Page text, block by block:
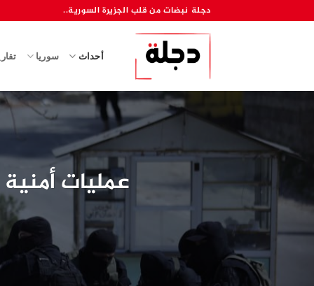
للمحتوى
دجلة نبضات من قلب الجزيرة السورية..
أحداث سوريا
عمليات